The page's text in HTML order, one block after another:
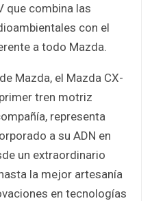
que combina las
con el
a todo Mazda.
Mazda, el Mazda CX-
tren motriz
representa
a su ADN en
un extraordinario
la mejor artesanía
en tecnologías